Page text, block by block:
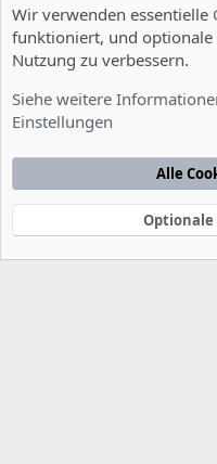
Startseite
e
Community platform by XenForo®
xenDach©2010-2014
Wir verwenden essentielle
funktioniert, und optionale
Nutzung zu verbessern.
Siehe weitere
Einstellungen
Alle
Optionale